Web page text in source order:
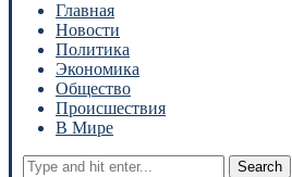
Главная
Новости
Политика
Экономика
Общество
Происшествия
В Мире
Search